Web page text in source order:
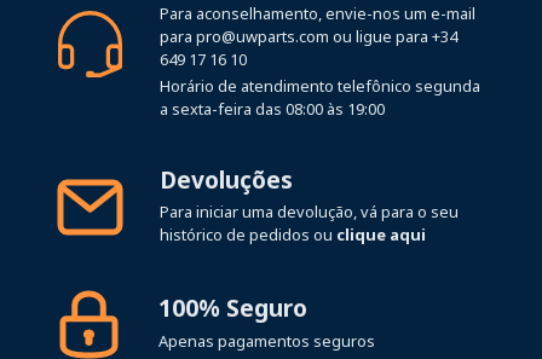
Para aconselhamento, envie-nos um e-mail
para pro@uwparts.com ou ligue para +34
649 17 16 10
Horário de atendimento telefônico segunda
a sexta-feira das 08:00 às 19:00
Devoluções
Para iniciar uma devolução, vá para o seu
histórico de pedidos ou clique aqui
100% Seguro
Apenas pagamentos seguros